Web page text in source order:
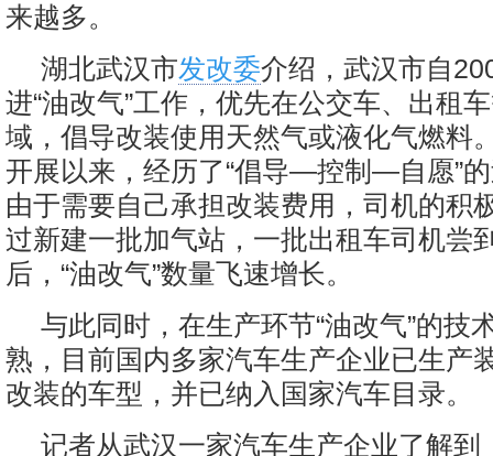
来越多。
湖北武汉市发改委介绍，武汉市自
进“油改气”工作，优先在公交车、出租
域，倡导改装使用天然气或液化气燃料
开展以来，经历了“倡导—控制—自愿”
由于需要自己承担改装费用，司机的积
过新建一批加气站，一批出租车司机尝
后，“油改气”数量飞速增长。
与此同时，在生产环节“油改气”的技
熟，目前国内多家汽车生产企业已生产
改装的车型，并已纳入国家汽车目录。
记者从武汉一家汽车生产企业了解到